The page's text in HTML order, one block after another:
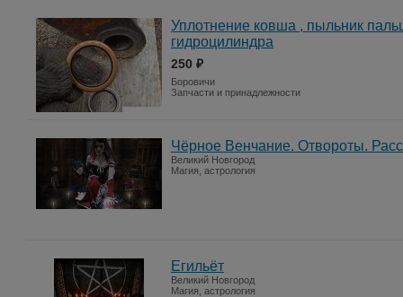
Уплотнение ковша , пыльник
гидроцилиндра
250 ₽
Боровичи
Запчасти и принадлежности
Чёрное Венчание. Отвороты.
Великий Новгород
Магия, астрология
Егильёт
Великий Новгород
Магия, астрология